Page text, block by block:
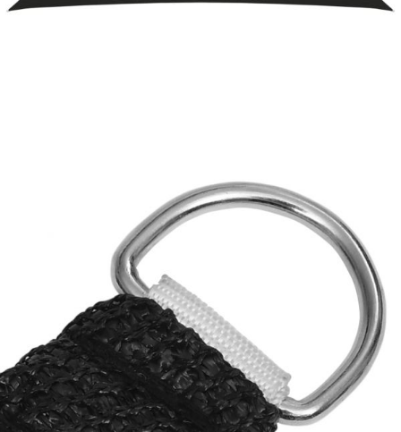
Платно-сенник, 160 г/м², черно, 2,5x4 м, HDPE
Please select credit institution
Цена на продукта: €18.00
Extraction of information from credit institutions
Предоставената таблица е с информационна цел.
Добавете продукта в количката си с бутона "Добави в
количката" и при поръчка ще можете да изберете броя
вноски на кредита.
Acest tabel are caracter informativ. Adăugați produsul în
coșul de cumpărături unde veți putea selecta detaliile
cererii de creditare.